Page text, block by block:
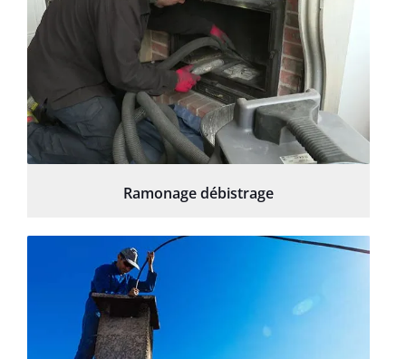
Ramonage débistrage